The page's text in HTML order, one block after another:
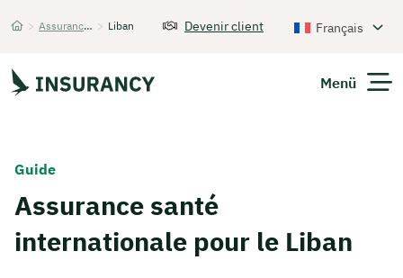
> Assurance santé internationale > Liban Devenir client Français
Menü
Guide
Assurance santé
internationale pour le Liban